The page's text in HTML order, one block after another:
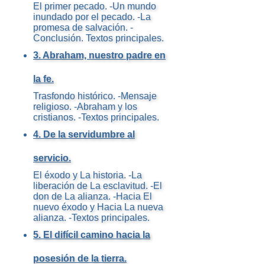
El primer pecado. -Un mundo
inundado por el pecado. -La
promesa de salvación. -
Conclusión. Textos principales.
3. Abraham, nuestro padre en
la fe.
Trasfondo histórico. -Mensaje
religioso. -Abraham y los
cristianos. -Textos principales.
4. De la servidumbre al
servicio.
El éxodo y La historia. -La
liberación de La esclavitud. -El
don de La alianza. -Hacia El
nuevo éxodo y Hacia La nueva
alianza. -Textos principales.
5. El difícil camino hacia la
posesión de la tierra.